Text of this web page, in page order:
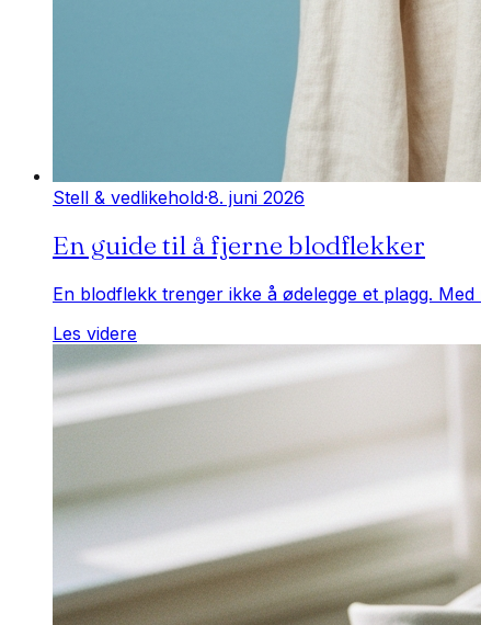
Stell & vedlikehold·8. juni 2026
En guide til å fjerne blodflekker
En blodflekk trenger ikke å ødelegge et plagg.
Les videre